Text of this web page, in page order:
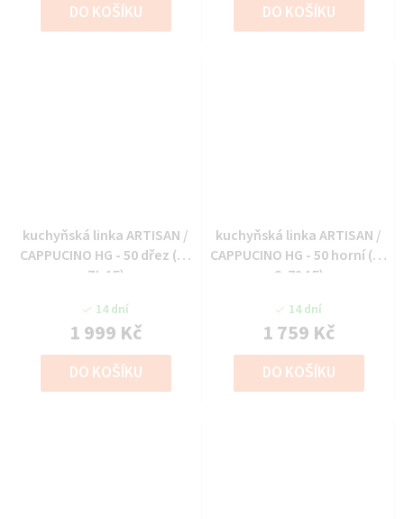
DO KOŠÍKU DO KOŠÍKU
kuchyňská linka ARTISAN /
CAPPUCINO HG - 50 dřez (50
ZL 1F)
14 dní
1 999 Kč
DO KOŠÍKU
kuchyňská linka ARTISAN /
CAPPUCINO HG - 50 horní (50
G-72 1F)
14 dní
1 759 Kč
DO KOŠÍKU